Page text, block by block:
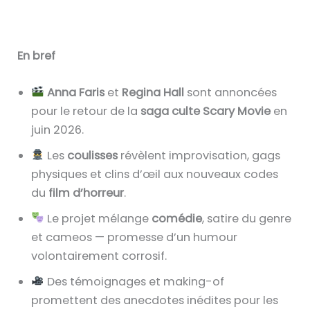
En bref
Anna Fariset Regina Hallsont annoncées
pour le retour de la saga culte Scary Movie en
juin 2026.
Les coulissesrévèlent improvisation, gags
physiques et clins d’œil aux nouveaux codes
du film d’horreur.
Le projet mélange comédie, satire du genre
et cameos — promesse d’un humour
volontairement corrosif.
Des témoignages et making-of
promettent des anecdotes inédites pour les